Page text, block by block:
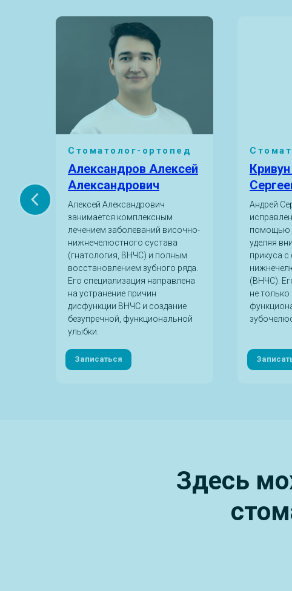
Стоматолог-ортопед
Александров Алексей
Александрович
Алексей Александрович
занимается комплексным
лечением заболеваний височно-
нижнечелюстного сустава
(гнатология, ВНЧС) и полным
восстановлением зубного ряда.
Его специализация направлена
на устранение причин
дисфункции ВНЧС и создание
безупречной, функциональной
улыбки.
Записаться
Андрей
помощью
уделяя
прикуса
(ВНЧС).
не
Здесь